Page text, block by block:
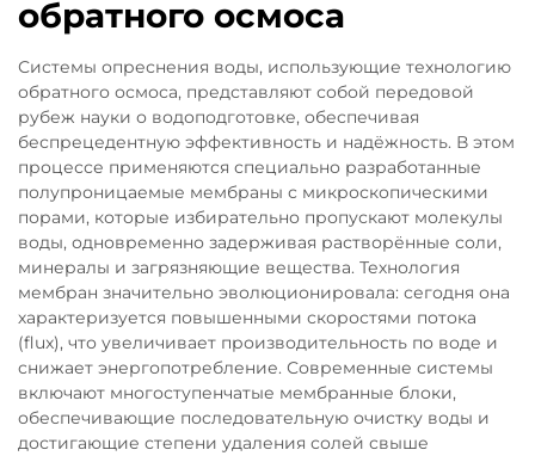
обратного осмоса
Системы опреснения воды, использующие технологию
обратного осмоса, представляют собой передовой
рубеж науки о водоподготовке, обеспечивая
беспрецедентную эффективность и надёжность. В этом
процессе применяются специально разработанные
полупроницаемые мембраны с микроскопическими
порами, которые избирательно пропускают молекулы
воды, одновременно задерживая растворённые соли,
минералы и загрязняющие вещества. Технология
мембран значительно эволюционировала: сегодня она
характеризуется повышенными скоростями потока
(flux), что увеличивает производительность по воде и
снижает энергопотребление. Современные системы
включают многоступенчатые мембранные блоки,
обеспечивающие последовательную очистку воды и
достигающие степени удаления солей свыше